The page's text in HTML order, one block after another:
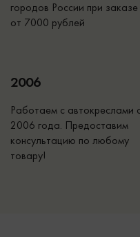
городов России при заказе
от 7000 рублей
2006
Работаем с автокреслами с
2006 года. Предоставим
консультацию по любому
товару!